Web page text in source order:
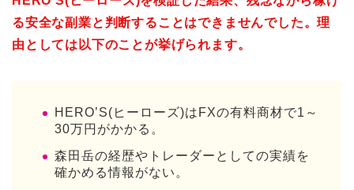
る安全な副業と判断することはできませんでした。理
由としては以下のことが挙げられます。
HERO’S(ヒーローズ)はFXの有料商材で1～
30万円がかかる。
森田岳の経歴やトレーダーとしての実績を
確かめる情報がない。